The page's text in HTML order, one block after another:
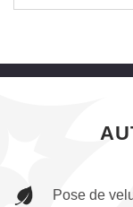
Pose de